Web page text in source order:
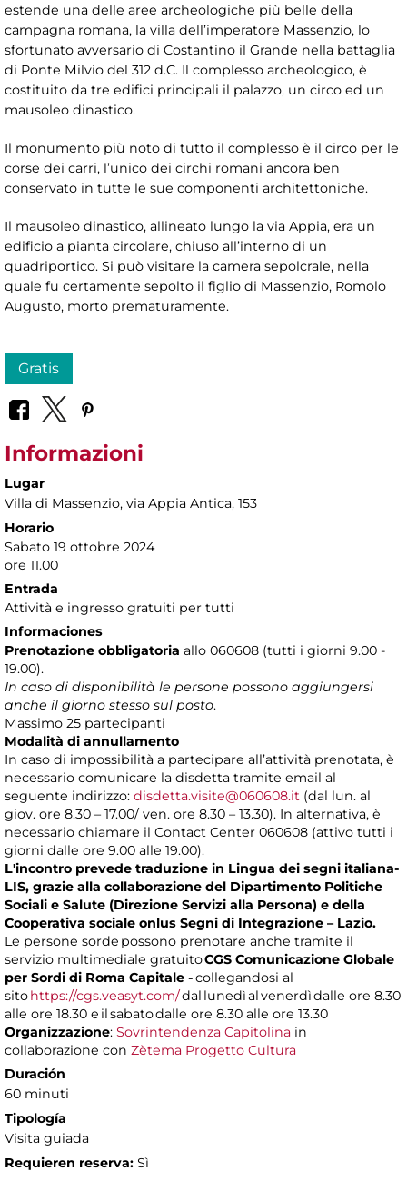
estende una delle aree archeologiche più belle della
campagna romana, la villa dell’imperatore Massenzio, lo
sfortunato avversario di Costantino il Grande nella battaglia
di Ponte Milvio del 312 d.C. Il complesso archeologico, è
costituito da tre edifici principali il palazzo, un circo ed un
mausoleo dinastico.
Il monumento più noto di tutto il complesso è il circo per le
corse dei carri, l’unico dei circhi romani ancora ben
conservato in tutte le sue componenti architettoniche.
Il mausoleo dinastico, allineato lungo la via Appia, era un
edificio a pianta circolare, chiuso all’interno di un
quadriportico. Si può visitare la camera sepolcrale, nella
quale fu certamente sepolto il figlio di Massenzio, Romolo
Augusto, morto prematuramente.
Gratis
Informazioni
Lugar
Villa di Massenzio, via Appia Antica, 153
Horario
Sabato 19 ottobre 2024
ore 11.00
Entrada
Attività e ingresso gratuiti per tutti
Informaciones
Prenotazione obbligatoria allo 060608 (tutti i giorni 9.00 -
19.00).
In caso di disponibilità le persone possono aggiungersi
anche il giorno stesso sul posto.
Massimo 25 partecipanti
Modalità di annullamento
In caso di impossibilità a partecipare all’attività prenotata, è
necessario comunicare la disdetta tramite email al
seguente indirizzo: disdetta.visite@060608.it (dal lun. al
giov. ore 8.30 – 17.00/ ven. ore 8.30 – 13.30). In alternativa, è
necessario chiamare il Contact Center 060608 (attivo tutti i
giorni dalle ore 9.00 alle 19.00).
L'incontro prevede traduzione in Lingua dei segni italiana-
LIS, grazie alla collaborazione del Dipartimento Politiche
Sociali e Salute (Direzione Servizi alla Persona) e della
Cooperativa sociale onlus Segni di Integrazione – Lazio.
Le persone sorde possono prenotare anche tramite il
servizio multimediale gratuitoCGS Comunicazione Globale
per Sordi di Roma Capitale -collegandosi al
sitohttps://cgs.veasyt.com/dal lunedì al venerdì dalle ore 8.30
alle ore 18.30 e il sabato dalle ore 8.30 alle ore 13.30
Organizzazione: Sovrintendenza Capitolina in
collaborazione con Zètema Progetto Cultura
Duración
60 minuti
Tipología
Visita guiada
Requieren reserva: Sì